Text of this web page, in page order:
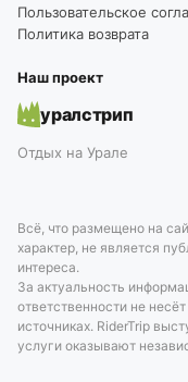
Пользовательское
Политика возврата
Наш проект
уралстрип
Отдых на Урале
Всё, что размещено на
характер, не является
интереса.
За актуальность
ответственности не
источниках. RiderTrip
услуги оказывают